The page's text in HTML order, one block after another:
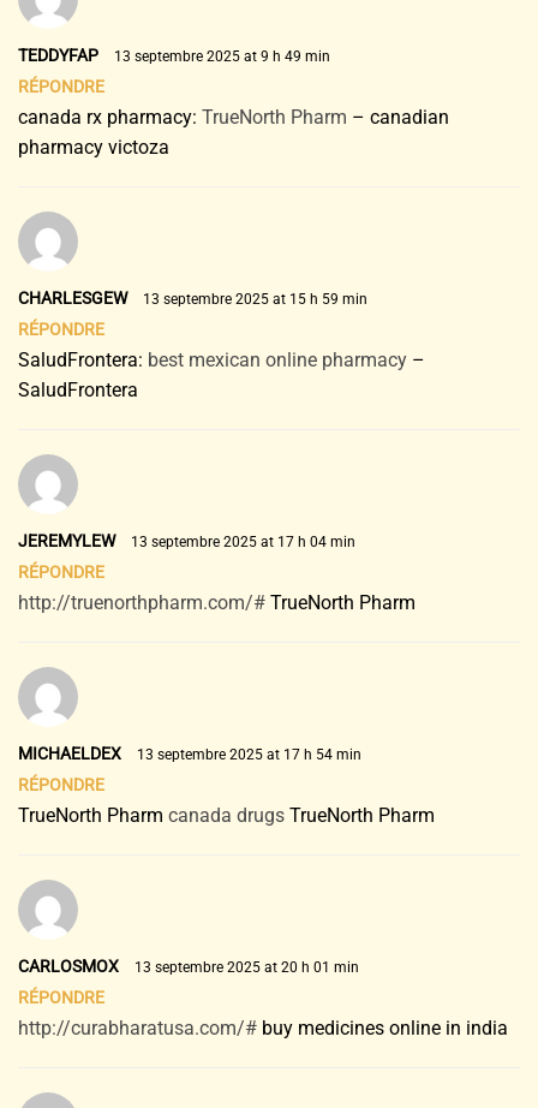
TEDDYFAP 13 septembre 2025 at 9 h 49 min
RÉPONDRE
canada rx pharmacy: TrueNorth Pharm – canadian
pharmacy victoza
CHARLESGEW 13 septembre 2025 at 15 h 59 min
RÉPONDRE
SaludFrontera: best mexican online pharmacy –
SaludFrontera
JEREMYLEW 13 septembre 2025 at 17 h 04 min
RÉPONDRE
http://truenorthpharm.com/# TrueNorth Pharm
MICHAELDEX 13 septembre 2025 at 17 h 54 min
RÉPONDRE
TrueNorth Pharm canada drugs TrueNorth Pharm
CARLOSMOX 13 septembre 2025 at 20 h 01 min
RÉPONDRE
http://curabharatusa.com/# buy medicines online in india